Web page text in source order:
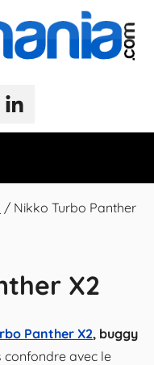
LinkedIn
/ Nikko Turbo Panther
X2
Panther X2, buggy
confondre avec le